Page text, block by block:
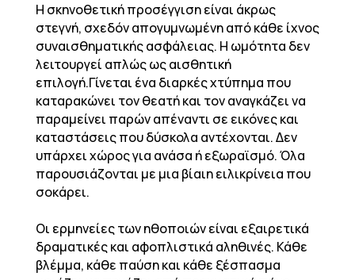
Η σκηνοθετική προσέγγιση είναι άκρως
στεγνή, σχεδόν απογυμνωμένη από κάθε ίχνος
συναισθηματικής ασφάλειας. Η ωμότητα δεν
λειτουργεί απλώς ως αισθητική
επιλογή.Γίνεται ένα διαρκές χτύπημα που
καταρακώνει τον θεατή και τον αναγκάζει να
παραμείνει παρών απέναντι σε εικόνες και
καταστάσεις που δύσκολα αντέχονται. Δεν
υπάρχει χώρος για ανάσα ή εξωραϊσμό. Όλα
παρουσιάζονται με μια βίαιη ειλικρίνεια που
σοκάρει.
Οι ερμηνείες των ηθοποιών είναι εξαιρετικά
δραματικές και αφοπλιστικά αληθινές. Κάθε
βλέμμα, κάθε παύση και κάθε ξέσπασμα